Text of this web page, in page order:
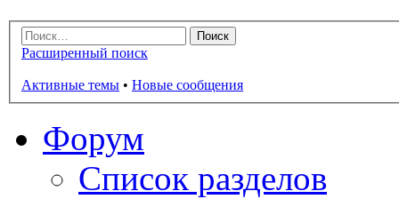
Расширенный поиск
Активные темы • Новые сообщения
Форум
Список разделов